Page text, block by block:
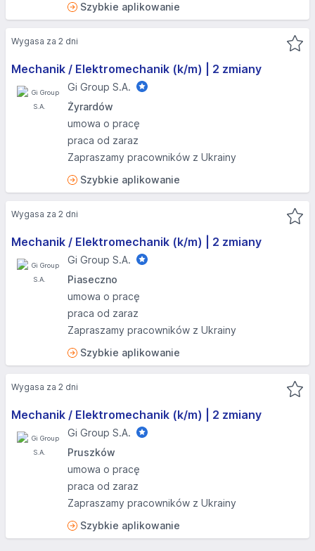
Szybkie aplikowanie
Mechanik / Elektromechanik (k/m) | 2 zmiany
Gi Group S.A.
Żyrardów
umowa o pracę
praca od zaraz
Zapraszamy pracowników z Ukrainy
Szybkie aplikowanie
Wygasa za 2 dni
Mechanik / Elektromechanik (k/m) | 2 zmiany
Gi Group S.A.
Piaseczno
umowa o pracę
praca od zaraz
Zapraszamy pracowników z Ukrainy
Szybkie aplikowanie
Wygasa za 2 dni
Mechanik / Elektromechanik (k/m) | 2 zmiany
Gi Group S.A.
Pruszków
umowa o pracę
praca od zaraz
Zapraszamy pracowników z Ukrainy
Szybkie aplikowanie
Wygasa za 2 dni